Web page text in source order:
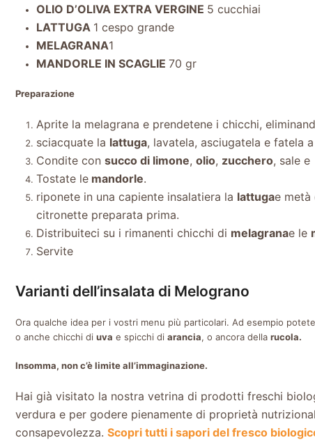
OLIO D’OLIVA EXTRA VERGINE 5 cucchiai
LATTUGA 1 cespo grande
MELAGRANA1
MANDORLE IN SCAGLIE 70 gr
Preparazione
Aprite la melagrana e prendetene i chicchi,
sciacquate la lattuga, lavatela, asciugatela e fatela
Condite con succo di limone, olio, zucchero, sale
Tostate le mandorle.
riponete in una capiente insalatiera la lattugae metà
citronette preparata prima.
Distribuiteci su i rimanenti chicchi di melagranae le
Servite
Varianti dell’insalata di Melograno
Ora qualche idea per i vostri menu più particolari. Ad esempio
o anche chicchi di uva e spicchi di arancia, o ancora della rucola.
Insomma, non c’è limite all’immaginazione.
Hai già visitato la nostra vetrina di prodotti freschi
verdura e per godere pienamente di proprietà
consapevolezza. Scopri tutti i sapori del fresco